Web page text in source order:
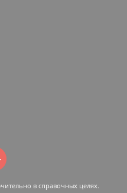
в справочных целях.